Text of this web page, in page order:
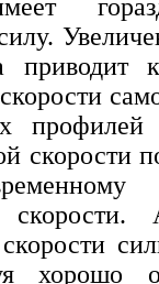
приводит
профилей
скорости
скорости.
хорошо